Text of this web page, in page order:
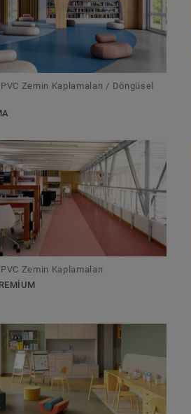
Zemin Kaplamaları / Döngüsel
Zemin Kaplamaları